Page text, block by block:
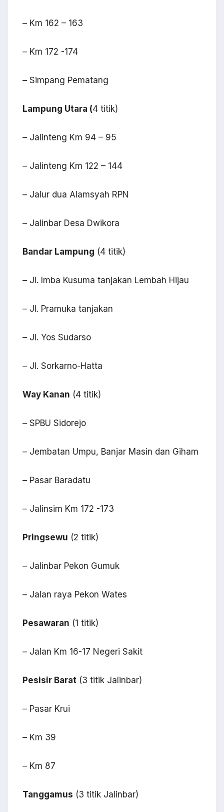
– Km 162 – 163
– Km 172 -174
– Simpang Pematang
Lampung Utara (4 titik)
– Jalinteng Km 94 – 95
– Jalinteng Km 122 – 144
– Jalur dua Alamsyah RPN
– Jalinbar Desa Dwikora
Bandar Lampung (4 titik)
– Jl. Imba Kusuma tanjakan Lembah Hijau
– Jl. Pramuka tanjakan
– Jl. Yos Sudarso
– Jl. Sorkarno-Hatta
Way Kanan (4 titik)
– SPBU Sidorejo
– Jembatan Umpu, Banjar Masin dan Giham
– Pasar Baradatu
– Jalinsim Km 172 -173
Pringsewu (2 titik)
– Jalinbar Pekon Gumuk
– Jalan raya Pekon Wates
Pesawaran (1 titik)
– Jalan Km 16-17 Negeri Sakit
Pesisir Barat (3 titik Jalinbar)
– Pasar Krui
– Km 39
– Km 87
Tanggamus (3 titik Jalinbar)